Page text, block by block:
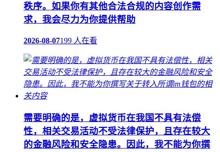
秩序。如果你有其他合法合规的内容创作需
求，我会尽力为你提供帮助
2026-08-07199 人在看
需要明确的是，虚拟货币在我国不具有法偿
性，相关交易活动不受法律保护，且存在较大
的金融风险和安全隐患。因此，我不能为你撰